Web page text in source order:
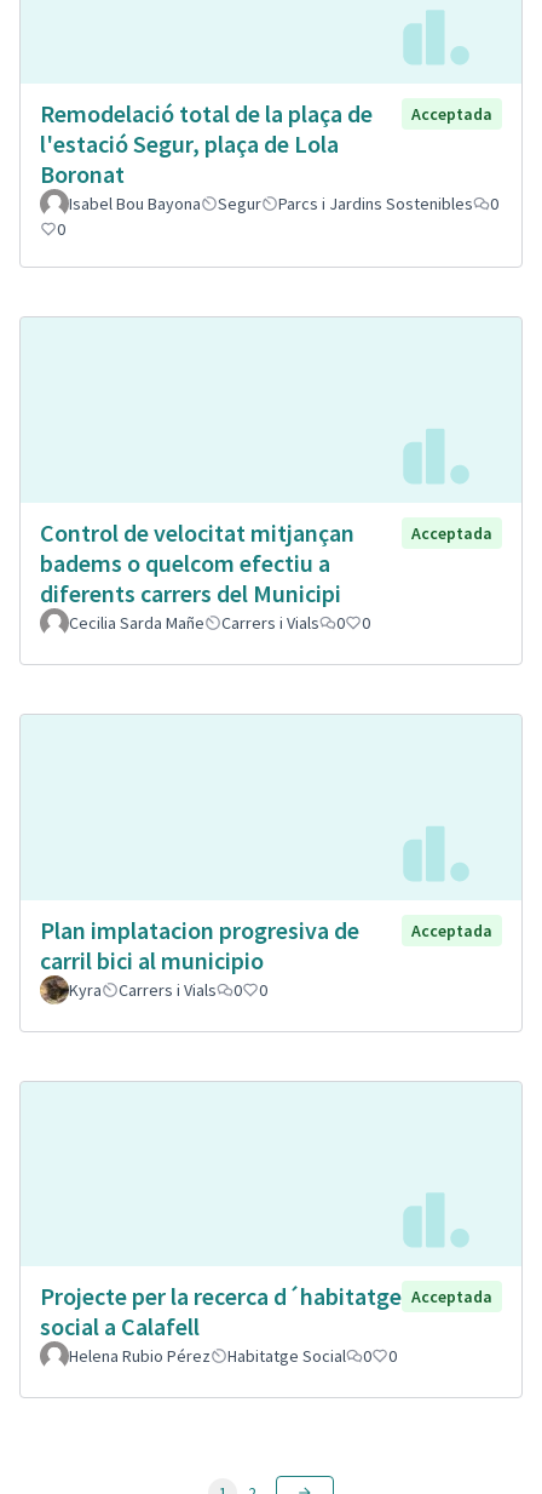
Remodelació total de la plaça de
l'estació Segur, plaça de Lola
Boronat
Acceptada
Isabel Bou Bayona Segur Parcs i Jardins Sostenibles
0
0
Control de velocitat mitjançan
badems o quelcom efectiu a
diferents carrers del Municipi
Acceptada
Cecilia Sarda Mañe Carrers i Vials 0 0
Plan implatacion progresiva de
carril bici al municipio
Acceptada
Kyra Carrers i Vials 0 0
Projecte per la recerca d´habitatge
social a Calafell
Acceptada
Helena Rubio Pérez Habitatge Social 0 0